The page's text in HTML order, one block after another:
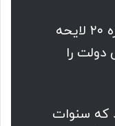
امروز کمیسیون تلفیق تبصره ۲۰ لایحه
دولت را
که سنوات